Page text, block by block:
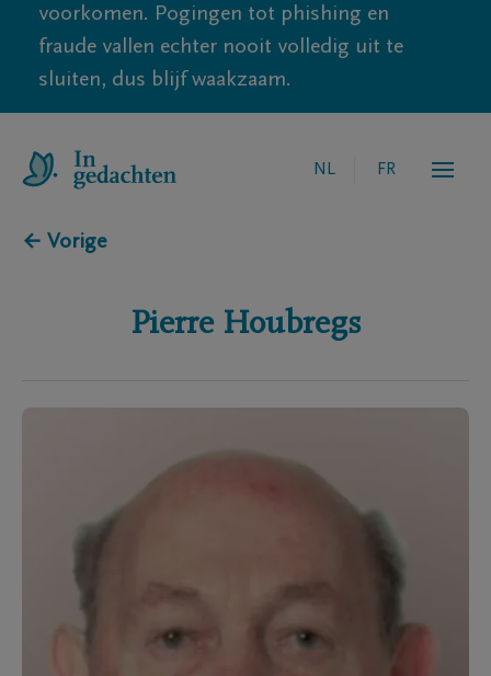
voorkomen. Pogingen tot phishing en
fraude vallen echter nooit volledig uit te
sluiten, dus blijf waakzaam.
NL FR
← Vorige
Pierre Houbregs